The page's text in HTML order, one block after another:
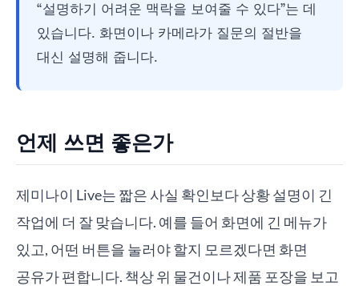
“설명하기 어려운 맥락을 보여줄 수 있다”는 데
있습니다. 화면이나 카메라가 질문의 절반을
대신 설명해 줍니다.
언제 쓰면 좋은가
제미나이 Live는 짧은 사실 확인보다 상황 설명이 긴
작업에 더 잘 맞습니다. 예를 들어 화면에 긴 메뉴가
있고, 어떤 버튼을 눌러야 할지 모르겠다면 화면
공유가 편합니다. 책상 위 물건이나 제품 포장을 보고